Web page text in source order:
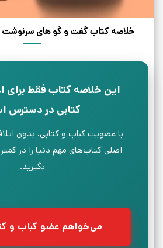
خلاصه کتاب گفت و گو های سرنوشت
این خلاصه کتاب فقط برای
کتابی در دسترس
با عضویت کباب و کتابی، بدون
بگیرید.
می‌خواهم عضو کباب و